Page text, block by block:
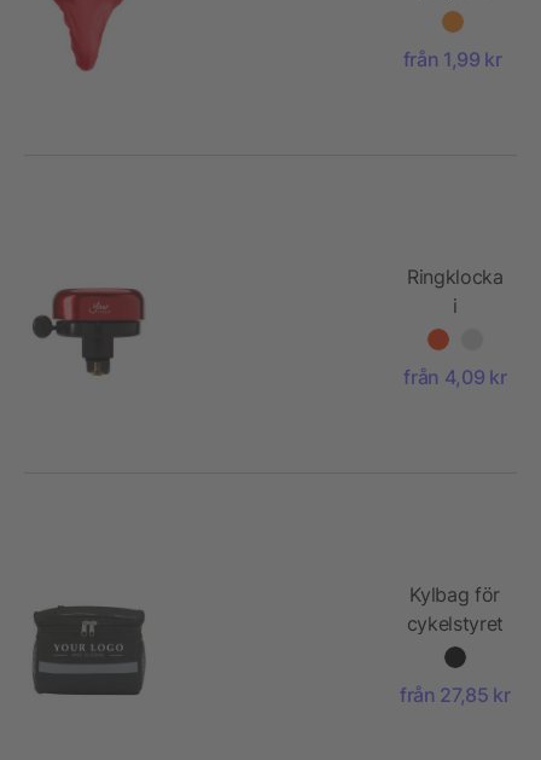
(190T)
från 1,99 kr
Ringklocka
i
aluminium
för cykeln
från 4,09 kr
Kylbag för
cykelstyret
från 27,85 kr